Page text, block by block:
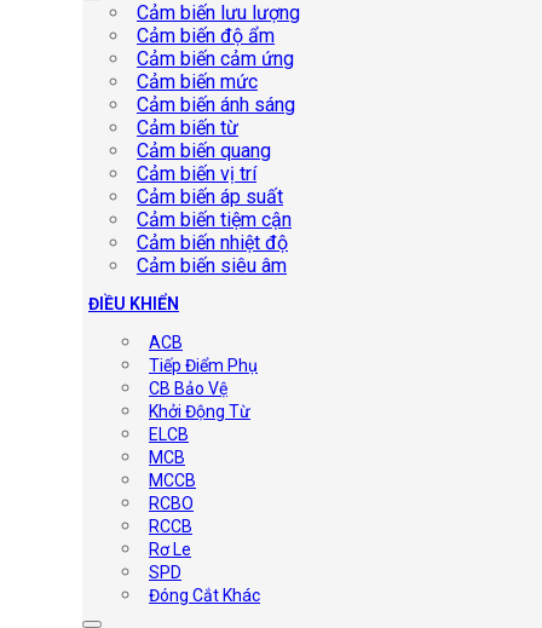
Cảm biến lưu lượng
Cảm biến độ ẩm
Cảm biến cảm ứng
Cảm biến mức
Cảm biến ánh sáng
Cảm biến từ
Cảm biến quang
Cảm biến vị trí
Cảm biến áp suất
Cảm biến tiệm cận
Cảm biến nhiệt độ
Cảm biến siêu âm
ĐIỀU KHIỂN
ACB
Tiếp Điểm Phụ
CB Bảo Vệ
Khởi Động Từ
ELCB
MCB
MCCB
RCBO
RCCB
Rơ Le
SPD
Đóng Cắt Khác